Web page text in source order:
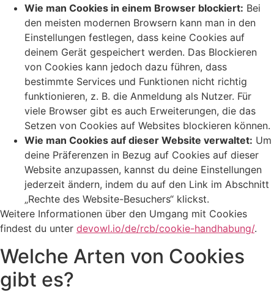
Wie man Cookies in einem Browser blockiert: Bei
den meisten modernen Browsern kann man in den
Einstellungen festlegen, dass keine Cookies auf
deinem Gerät gespeichert werden. Das Blockieren
von Cookies kann jedoch dazu führen, dass
bestimmte Services und Funktionen nicht richtig
funktionieren, z. B. die Anmeldung als Nutzer. Für
viele Browser gibt es auch Erweiterungen, die das
Setzen von Cookies auf Websites blockieren können.
Wie man Cookies auf dieser Website verwaltet: Um
deine Präferenzen in Bezug auf Cookies auf dieser
Website anzupassen, kannst du deine Einstellungen
jederzeit ändern, indem du auf den Link im Abschnitt
„Rechte des Website-Besuchers“ klickst.
Weitere Informationen über den Umgang mit Cookies
findest du unter devowl.io/de/rcb/cookie-handhabung/.
Welche Arten von Cookies
gibt es?